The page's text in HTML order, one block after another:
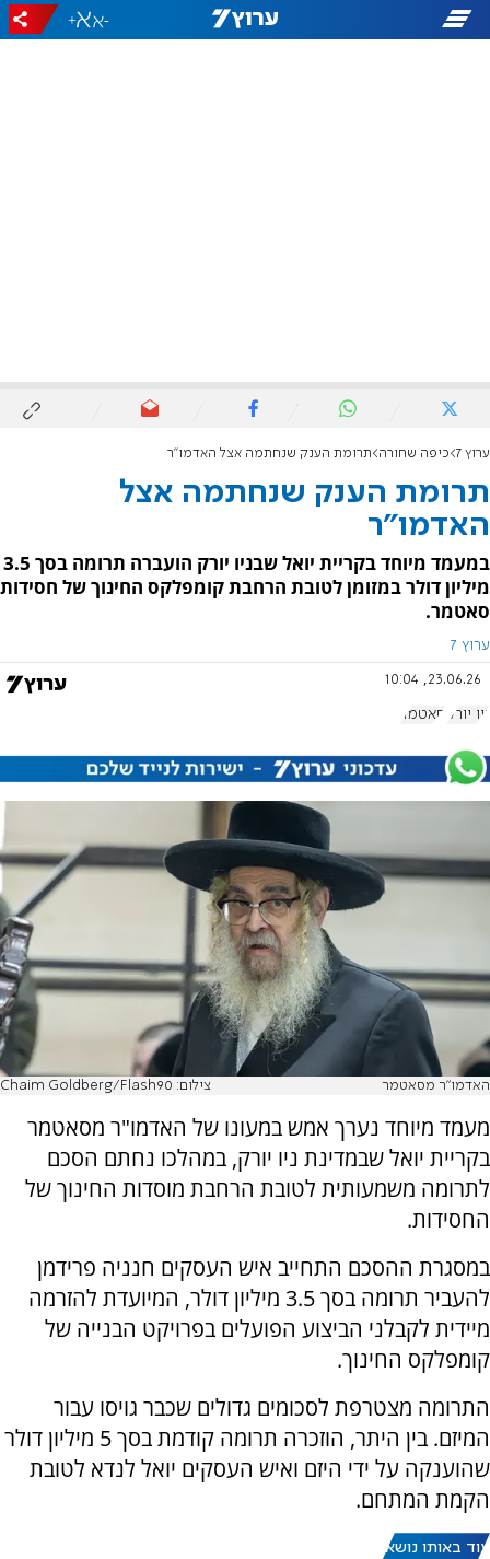
-
+
ערוץ 7 כיפה שחורה תרומת הענק שנחתמה אצל האדמו"ר
תרומת הענק שנחתמה אצל
האדמו"ר
במעמד מיוחד בקריית יואל שבניו יורק הועברה תרומה בסך 3.5
מיליון דולר במזומן לטובת הרחבת קומפלקס החינוך של חסידות
סאטמר.
ערוץ 7
23.06.26, 10:04
ניו יורק סאטמר
האדמו"ר מסאטמר צילום: Chaim Goldberg/Flash90
מעמד מיוחד נערך אמש במעונו של האדמו"ר מסאטמר
בקריית יואל שבמדינת ניו יורק, במהלכו נחתם הסכם
לתרומה משמעותית לטובת הרחבת מוסדות החינוך של
החסידות.
במסגרת ההסכם התחייב איש העסקים חנניה פרידמן
להעביר תרומה בסך 3.5 מיליון דולר, המיועדת להזרמה
מיידית לקבלני הביצוע הפועלים בפרויקט הבנייה של
קומפלקס החינוך.
התרומה מצטרפת לסכומים גדולים שכבר גויסו עבור
המיזם. בין היתר, הוזכרה תרומה קודמת בסך 5 מיליון דולר
שהוענקה על ידי היזם ואיש העסקים יואל לנדא לטובת
הקמת המתחם.
עוד באותו נושא: